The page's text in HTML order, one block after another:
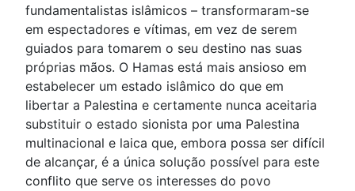
fundamentalistas islâmicos – transformaram-se
em espectadores e vítimas, em vez de serem
guiados para tomarem o seu destino nas suas
próprias mãos. O Hamas está mais ansioso em
estabelecer um estado islâmico do que em
libertar a Palestina e certamente nunca aceitaria
substituir o estado sionista por uma Palestina
multinacional e laica que, embora possa ser difícil
de alcançar, é a única solução possível para este
conflito que serve os interesses do povo